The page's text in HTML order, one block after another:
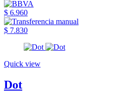
$ 6.960
$ 7.830
Quick view
Dot